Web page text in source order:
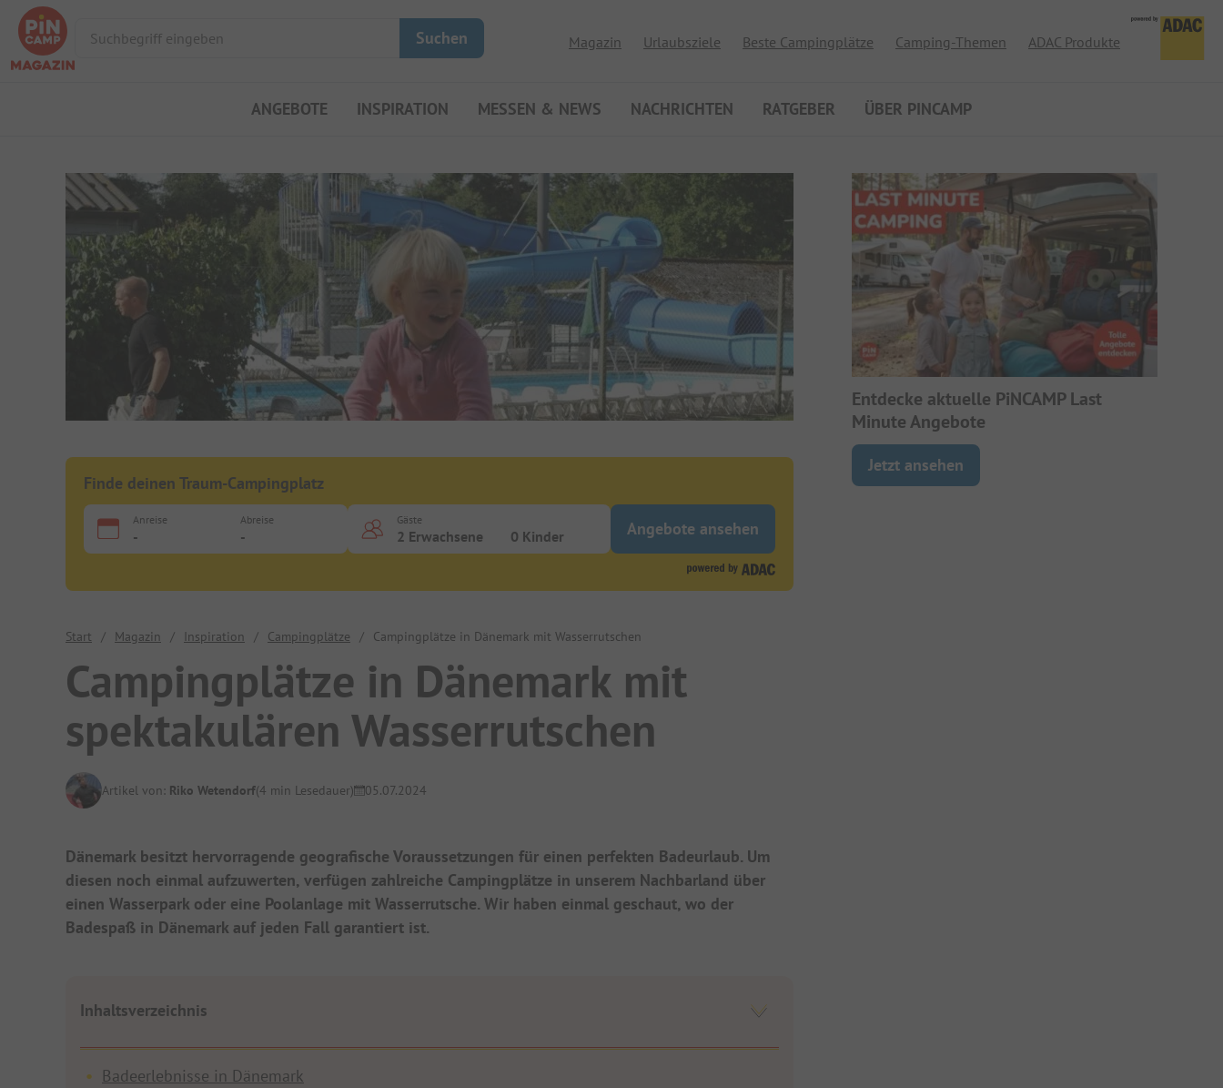
Suchbegriff eingeben Suchen Magazin Urlaubsziele Beste Campingplätze Camping-Themen ADAC Produkte
ANGEBOTE INSPIRATION MESSEN & NEWS NACHRICHTEN RATGEBER ÜBER PINCAMP
Finde deinen Traum-Campingplatz
Anreise
-
Abreise
-
Gäste
2 Erwachsene 0 Kinder Angebote ansehen
Start / Magazin / Inspiration / Campingplätze / Campingplätze in Dänemark mit Wasserrutschen
Campingplätze in Dänemark mit
spektakulären Wasserrutschen
Artikel von: Riko Wetendorf(4 min Lesedauer) 05.07.2024
Dänemark besitzt hervorragende geografische Voraussetzungen für einen perfekten Badeurlaub. Um
diesen noch einmal aufzuwerten, verfügen zahlreiche Campingplätze in unserem Nachbarland über
einen Wasserpark oder eine Poolanlage mit Wasserrutsche. Wir haben einmal geschaut, wo der
Badespaß in Dänemark auf jeden Fall garantiert ist.
Inhaltsverzeichnis
Badeerlebnisse in Dänemark
Entdecke aktuelle PiNCAMP Last
Minute Angebote
Jetzt ansehen